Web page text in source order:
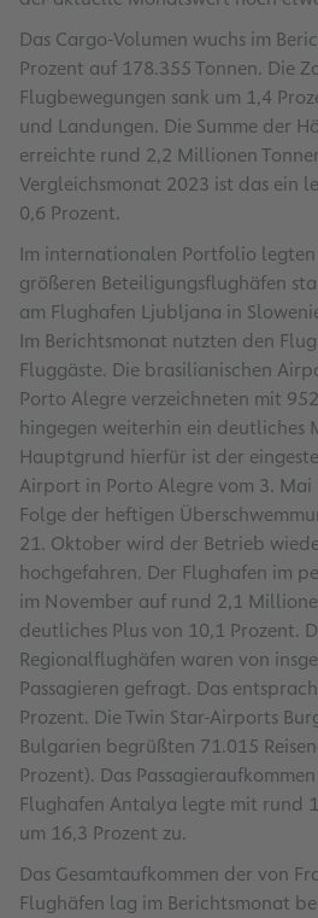
Das Cargo-Volumen wuchs im
Prozent auf 178.355 Tonnen. Die
Flugbewegungen sank um 1,4
und Landungen. Die Summe der
erreichte rund 2,2 Millionen
Vergleichsmonat 2023 ist das ein
0,6 Prozent.
Im internationalen Portfolio legten
größeren Beteiligungsflughäfen
am Flughafen Ljubljana in
Im Berichtsmonat nutzten den
Fluggäste. Die brasilianischen
Porto Alegre verzeichneten mit
hingegen weiterhin ein deutliches
Hauptgrund hierfür ist der
Airport in Porto Alegre vom 3. Mai
Folge der heftigen
21. Oktober wird der Betrieb
hochgefahren. Der Flughafen im
im November auf rund 2,1
deutliches Plus von 10,1 Prozent.
Regionalflughäfen waren von
Passagieren gefragt. Das
Prozent. Die Twin Star-Airports
Bulgarien begrüßten 71.015
Prozent). Das
Flughafen Antalya legte mit rund
um 16,3 Prozent zu.
Das Gesamtaufkommen der von
Flughäfen lag im Berichtsmonat